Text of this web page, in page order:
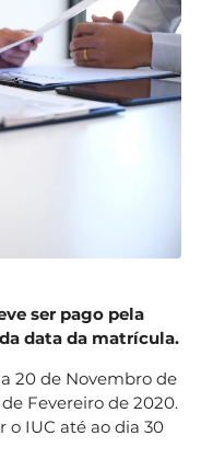
ser pago pela
data da matrícula.
20 de Novembro de
Fevereiro de 2020.
o IUC até ao dia 30